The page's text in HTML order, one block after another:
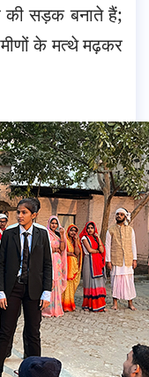
की सड़क बनाते हैं;
के मत्थे मढ़कर